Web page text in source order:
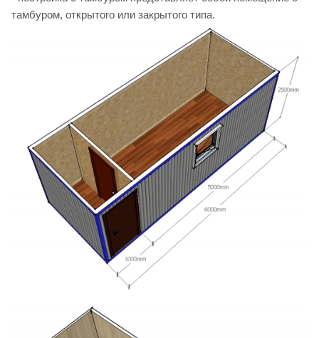
тамбуром, открытого или закрытого типа.